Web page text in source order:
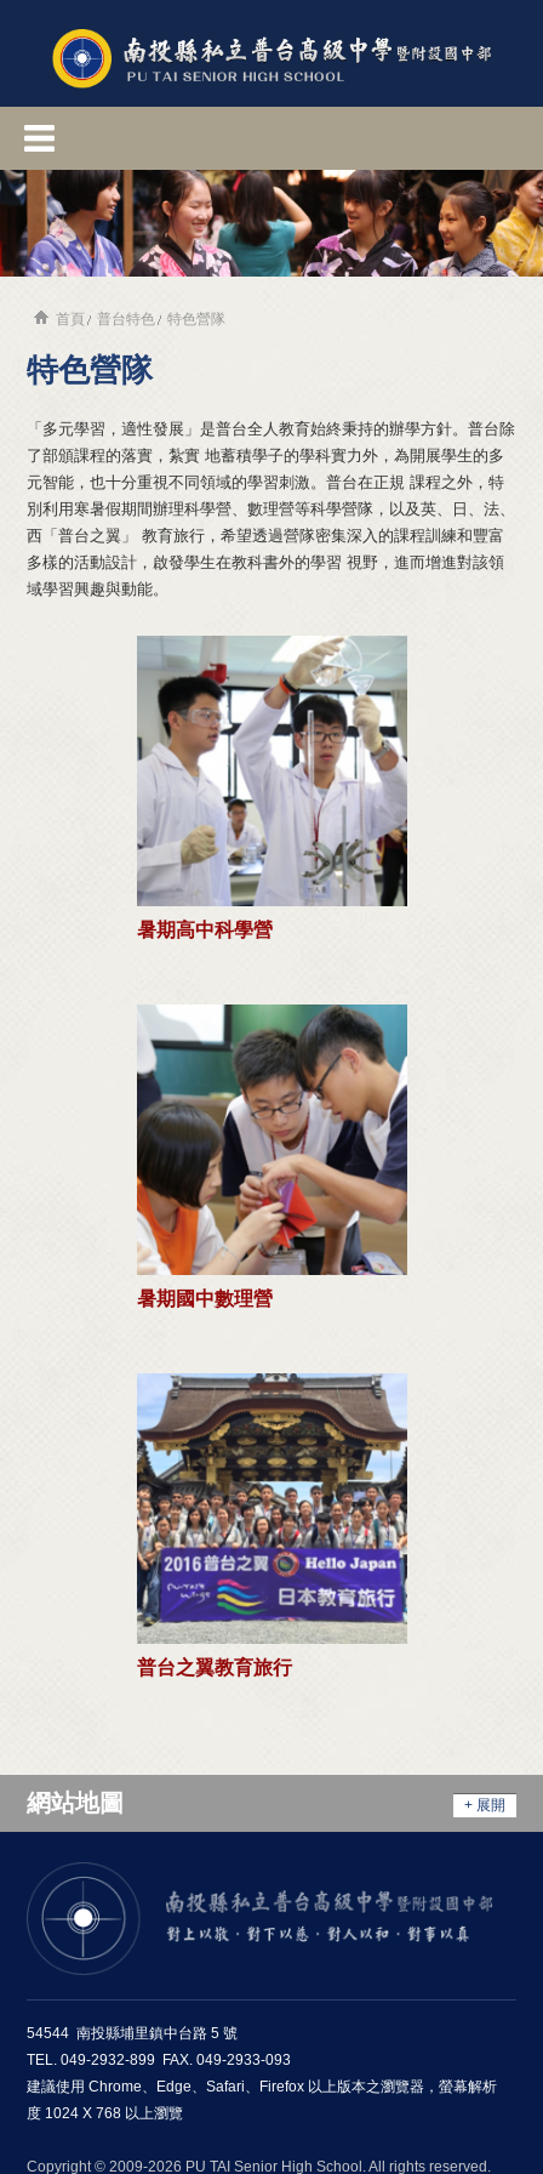
首頁 普台特色 特色營隊
特色營隊
「多元學習，適性發展」是普台全人教育始終秉持的辦學方針。普台除
了部頒課程的落實，紮實 地蓄積學子的學科實力外，為開展學生的多
元智能，也十分重視不同領域的學習刺激。普台在正規 課程之外，特
別利用寒暑假期間辦理科學營、數理營等科學營隊，以及英、日、法、
西「普台之翼」 教育旅行，希望透過營隊密集深入的課程訓練和豐富
多樣的活動設計，啟發學生在教科書外的學習 視野，進而增進對該領
域學習興趣與動能。
暑期高中科學營
暑期國中數理營
普台之翼教育旅行
網站地圖 + 展開
54544 南投縣埔里鎮中台路 5 號
TEL. 049-2932-899 FAX. 049-2933-093
建議使用 Chrome、Edge、Safari、Firefox 以上版本之瀏覽器，螢幕解析
度 1024 X 768 以上瀏覽
Copyright © 2009-2026 PU TAI Senior High School. All rights reserved.